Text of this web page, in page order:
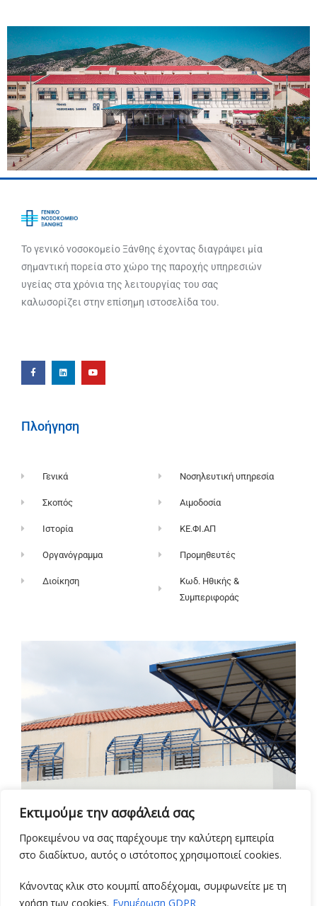
Εκτιμούμε την ασφάλειά σας
Προκειμένου να σας παρέχουμε την καλύτερη εμπειρία
στο διαδίκτυο, αυτός ο ιστότοπος χρησιμοποιεί cookies.
Κάνοντας κλικ στο κουμπί αποδέχομαι, συμφωνείτε με τη
χρήση των cookies. Ενημέρωση GDPR
Το γενικό νοσοκομείο Ξάνθης έχοντας διαγράψει μία
σημαντική πορεία στο χώρο της παροχής υπηρεσιών
υγείας στα χρόνια της λειτουργίας του σας
καλωσορίζει στην επίσημη ιστοσελίδα του.
Πλοήγηση
Γενικά
Σκοπός
Ιστορία
Οργανόγραμμα
Διοίκηση
Νοσηλευτική υπηρεσία
Αιμοδοσία
ΚΕ.ΦΙ.ΑΠ
Προμηθευτές
Κωδ. Ηθικής &
Συμπεριφοράς